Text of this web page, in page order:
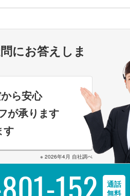
にお答えしま
ら安心
が承ります
す
※ 2026年4月 自社調べ
152
通話
無料